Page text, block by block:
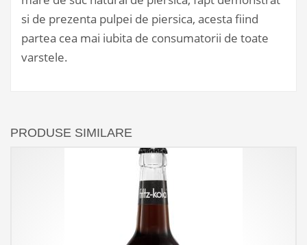
si de prezenta pulpei de piersica, acesta fiind
partea cea mai iubita de consumatorii de toate
varstele.
PRODUSE SIMILARE